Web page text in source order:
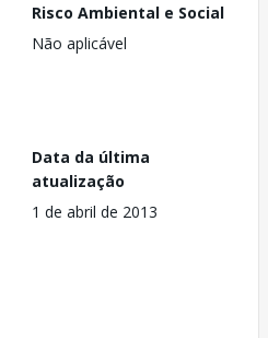
Risco Ambiental e Social
Não aplicável
Data da última
atualização
1 de abril de 2013